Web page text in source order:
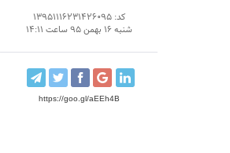
کد: 13951116231426095
شنبه 16 بهمن 95 ساعت 14:11
https://goo.gl/aEEh4B